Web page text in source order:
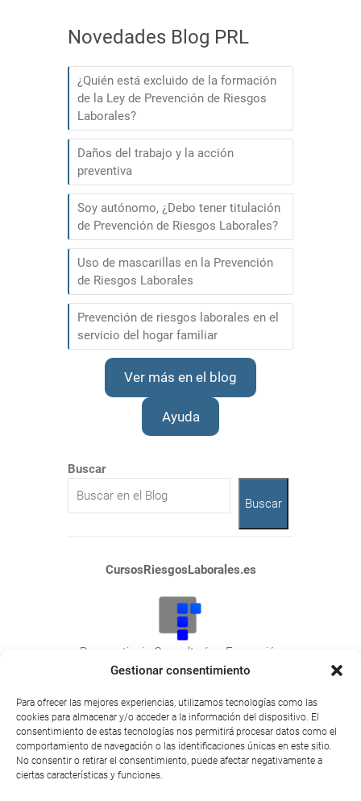
Gestionar consentimiento
Para ofrecer las mejores experiencias, utilizamos tecnologías como las
cookies para almacenar y/o acceder a la información del dispositivo. El
consentimiento de estas tecnologías nos permitirá procesar datos como el
comportamiento de navegación o las identificaciones únicas en este sitio.
No consentir o retirar el consentimiento, puede afectar negativamente a
ciertas características y funciones.
Novedades Blog PRL
¿Quién está excluido de la formación
de la Ley de Prevención de Riesgos
Laborales?
Daños del trabajo y la acción
preventiva
Soy autónomo, ¿Debo tener titulación
de Prevención de Riesgos Laborales?
Uso de mascarillas en la Prevención
de Riesgos Laborales
Prevención de riesgos laborales en el
servicio del hogar familiar
Ver más en el blog
Ayuda
Buscar
Buscar
CursosRiesgosLaborales.es
Praeventionis Consultoría y Formación
NIF: E10423788
10600 Plasencia (Cáceres).